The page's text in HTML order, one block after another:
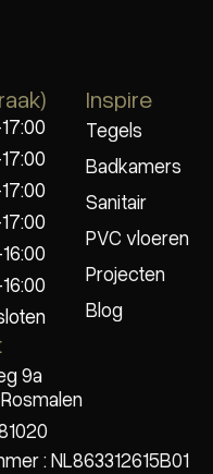
Inspire
Tegels
Badkamers
Sanitair
PVC vloeren
Projecten
Blog
9a
: NL863312615B01